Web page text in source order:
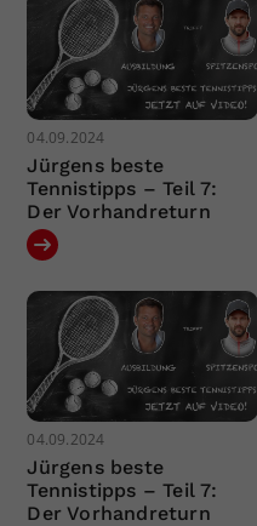
04.09.2024
Jürgens beste
Tennistipps – Teil 7:
Der Vorhandreturn
04.09.2024
Jürgens beste
Tennistipps – Teil 7:
Der Vorhandreturn